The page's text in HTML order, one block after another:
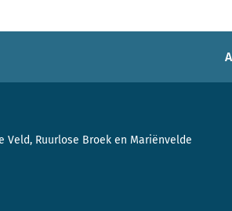
Ruurlose Broek en Mariënvelde